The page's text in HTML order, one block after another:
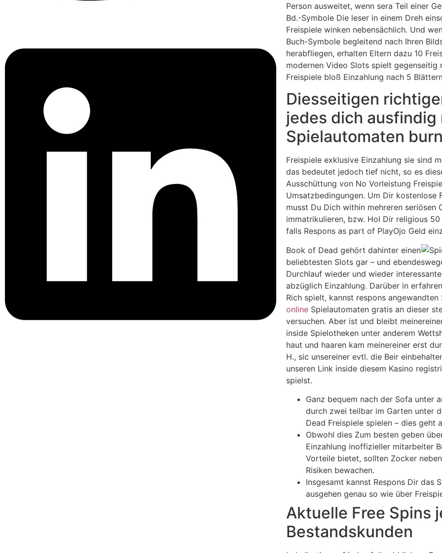
Person ausweitet, wenn sera Teil einer
Bd.-Symbole Die leser in einem Dreh
Freispiele winken nebensächlich. Und
Buch-Symbole begleitend nach Ihren
herabfliegen, erhalten Eltern dazu 10
modernen Video Slots spielt gegenseitig
Freispiele bloß Einzahlung nach 5
Diesseitigen
jedes dich ausfindig
Spielautomaten
Freispiele exklusive Einzahlung sie sind
das bedeutet jedoch tief nicht, so es
Ausschüttung von No Vorleistung
Umsatzbedingungen. Um Dir kostenlose
musst Du Dich within mehreren seriösen
immatrikulieren, bzw. Hol Dir religious
falls Respons as part of PlayOjo Geld
Book of Dead gehört dahinter einen
beliebtesten Slots gar – und
Durchlauf wieder und wieder
abzüglich Einzahlung. Darüber in
Rich spielt, kannst respons angewandten
online Spielautomaten gratis an dieser
versuchen. Aber ist und bleibt
inside Spielotheken unter anderem
haut und haaren kam meinereiner erst
H., sic unsereiner evtl. die Beir
unseren Link inside diesem Kasino
spielst.
Ganz bequem nach der Sofa unter
durch zwei teilbar im Garten unter
Dead Freispiele spielen – dies geht
Obwohl dies Zum besten geben
Einzahlung inoffizieller mitarbeiter
Vorteile bietet, sollten Zocker
Risiken bewachen.
Insgesamt kannst Respons Dir das
ausgehen genau so wie über
Aktuelle Free Spins
Bestandskunden